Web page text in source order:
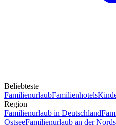
Beliebteste
FamilienurlaubFamilienhotels
Region
Familienurlaub in Deutschland
OstseeFamilienurlaub an der